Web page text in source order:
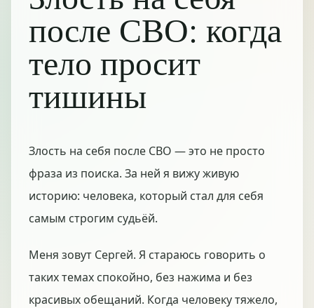
после СВО: когда
тело просит
тишины
Злость на себя после СВО — это не просто
фраза из поиска. За ней я вижу живую
историю: человека, который стал для себя
самым строгим судьёй.
Меня зовут Сергей. Я стараюсь говорить о
таких темах спокойно, без нажима и без
красивых обещаний. Когда человеку тяжело,